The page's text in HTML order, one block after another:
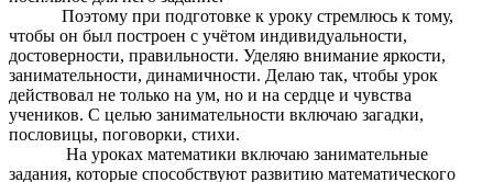
Поэтому при подготовке к уроку стремлюсь к тому,
чтобы он был построен с учётом индивидуальности,
достоверности, правильности. Уделяю внимание яркости,
занимательности, динамичности. Делаю так, чтобы урок
действовал не только на ум, но и на сердце и чувства
учеников. С целью занимательности включаю загадки,
пословицы, поговорки, стихи.
На уроках математики включаю занимательные
задания, которые способствуют развитию математического